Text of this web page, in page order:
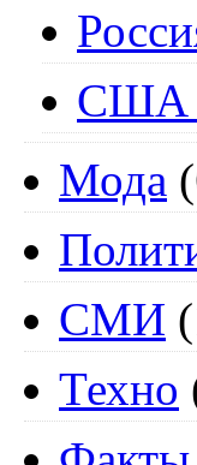
США
Мода
СМИ
Техно